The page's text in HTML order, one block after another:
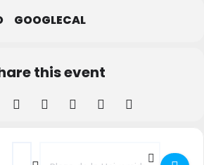
GOOGLECAL
this event
Address - Charla informativa por el Día
Destination Address - Charla